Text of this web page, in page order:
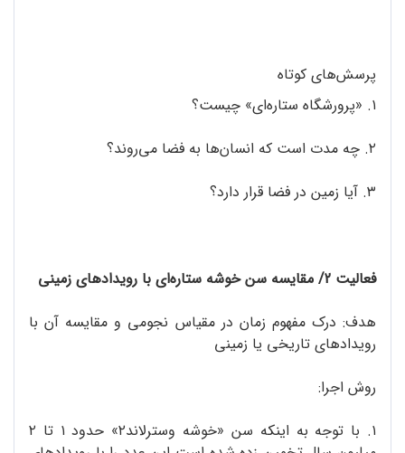
پرسش‌های کوتاه
۱. «پرورشگاه ستاره‌ای» چیست؟
۲. چه مدت است که انسان‌ها به فضا می‌روند؟
۳. آیا زمین در فضا قرار دارد؟
فعالیت 2/ مقایسه‌ سن خوشه‌ ستاره‌ای با رویدادهای زمینی
هدف: درک مفهوم زمان در مقیاس نجومی و مقایسه‌ آن با
رویدادهای تاریخی یا زمینی
روش اجرا:
۱. با توجه به اینکه سن «خوشه‌ وسترلاند۲» حدود ۱ تا ۲